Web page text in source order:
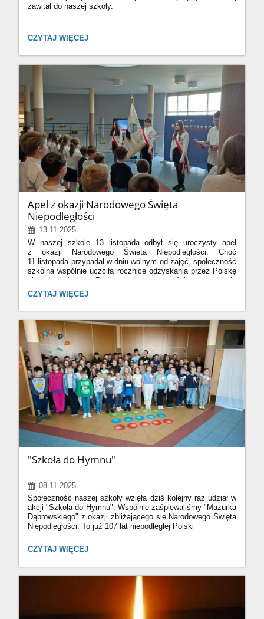
zawitał do naszej szkoły.
ROWER
JA:
CZYTAJ WIĘCEJ
Apel z okazji Narodowego Święta
Niepodległości
13.11.2025
W naszej szkole 13 listopada odbył się uroczysty apel
z okazji Narodowego Święta Niepodległości. Choć
11 listopada przypadał w dniu wolnym od zajęć, społeczność
szkolna wspólnie uczciła rocznicę odzyskania przez Polskę
niepodległości. Podczas uroczystości uczniowie
zaprezentowali wiersze, piosenki oraz prezentacje ukazujące
historię naszej ojczyzny. Na zakończenie wszyscy z dumą
pieśń „11 listopada”.
APEL
OKAZJI
NARODOWEGO
ŚWIĘTA
NIEPODLEGŁOŚCI:
CZYTAJ WIĘCEJ
"Szkoła do Hymnu"
08.11.2025
Społeczność naszej szkoły wzięła dziś kolejny raz udział w
akcji "Szkoła do Hymnu". Wspólnie zaśpiewaliśmy "Mazurka
Dąbrowskiego" z okazji zbliżającego się Narodowego Święta
Niepodległości. To już 107 lat niepodległej Polski
"SZKOŁA
HYMNU":
CZYTAJ WIĘCEJ